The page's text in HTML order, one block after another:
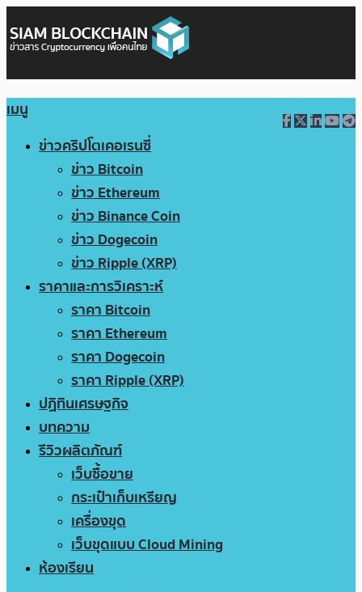
เมนู
ข่าวคริปโตเคอเรนซี่
ข่าว Bitcoin
ข่าว Ethereum
ข่าว Binance Coin
ข่าว Dogecoin
ข่าว Ripple (XRP)
ราคาและการวิเคราะห์
ราคา Bitcoin
ราคา Ethereum
ราคา Dogecoin
ราคา Ripple (XRP)
ปฏิทินเศรษฐกิจ
บทความ
รีวิวผลิตภัณฑ์
เว็บซื้อขาย
กระเป๋าเก็บเหรียญ
เครื่องขุด
เว็บขุดแบบ Cloud Mining
ห้องเรียน